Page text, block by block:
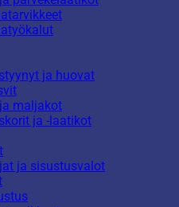
ja huovat
maljakot
ja -laatikot
ja sisustusvalot